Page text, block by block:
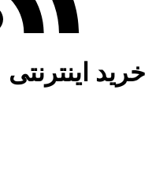
خرید اینترنتی